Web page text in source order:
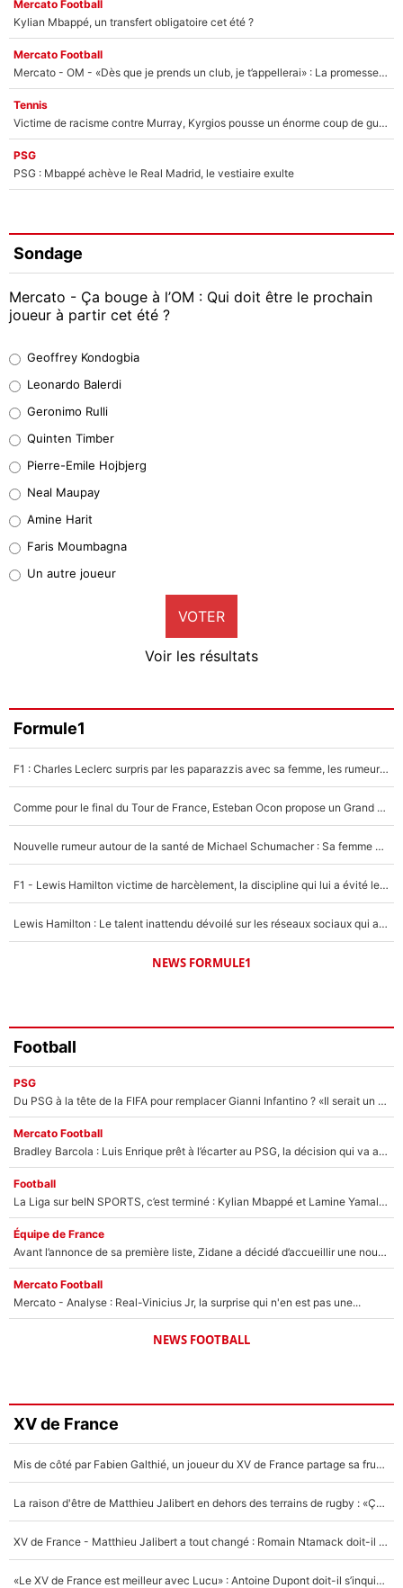
Mercato Football
Kylian Mbappé, un transfert obligatoire cet été ?
Mercato Football
Mercato - OM - «Dès que je prends un club, je t’appellerai» : La promesse de Marcelino au moment de claquer la porte
Tennis
Victime de racisme contre Murray, Kyrgios pousse un énorme coup de gueule !
PSG
PSG : Mbappé achève le Real Madrid, le vestiaire exulte
Sondage
Mercato - Ça bouge à l’OM : Qui doit être le prochain
joueur à partir cet été ?
38%
32%
4%
1%
9%
Faris Moumbagna
4%
Un autre joueur
5%
Geoffrey Kondogbia
Leonardo Balerdi
Geronimo Rulli
Quinten Timber
Pierre-Emile Hojbjerg
Neal Maupay
Amine Harit
Faris Moumbagna
Un autre joueur
VOTER
Voir les résultats
Formule1
F1 : Charles Leclerc surpris par les paparazzis avec sa femme, les rumeurs étaient vraies !
Comme pour le final du Tour de France, Esteban Ocon propose un Grand Prix de Formule 1 à Paris : «Autour de l’Arc de Triomphe, ce serait génial» !
Nouvelle rumeur autour de la santé de Michael Schumacher : Sa femme Corinna sort du silence
F1 - Lewis Hamilton victime de harcèlement, la discipline qui lui a évité le pire : «J'aurais probablement mal tourné»
Lewis Hamilton : Le talent inattendu dévoilé sur les réseaux sociaux qui a impressionné Kim Kardashian pendant leurs vacances en amoureux !
NEWS FORMULE1
Football
PSG
Du PSG à la tête de la FIFA pour remplacer Gianni Infantino ? «Il serait un mauvais président», le patron de la Liga s'attaque à Nasser Al-Khelaïfi !
Mercato Football
Bradley Barcola : Luis Enrique prêt à l’écarter au PSG, la décision qui va accélérer son transfert à Liverpool ?
Football
La Liga sur beIN SPORTS, c’est terminé : Kylian Mbappé et Lamine Yamal changent de chaîne, «le moment était venu d'ouvrir un nouveau chapitre»
Équipe de France
Avant l’annonce de sa première liste, Zidane a décidé d’accueillir une nouvelle tête en équipe de France
Mercato Football
Mercato - Analyse : Real-Vinicius Jr, la surprise qui n'en est pas une...
NEWS FOOTBALL
XV de France
Mis de côté par Fabien Galthié, un joueur du XV de France partage sa frustration : «ils ne me l’ont pas dit tout de suite»
La raison d'être de Matthieu Jalibert en dehors des terrains de rugby : «Ça m'atteint autant que si tu touches à un membre de ma famille»
XV de France - Matthieu Jalibert a tout changé : Romain Ntamack doit-il s’inquiéter pour sa place à un an de la Coupe du monde ?
«Le XV de France est meilleur avec Lucu» : Antoine Dupont doit-il s’inquiéter pour sa place ?